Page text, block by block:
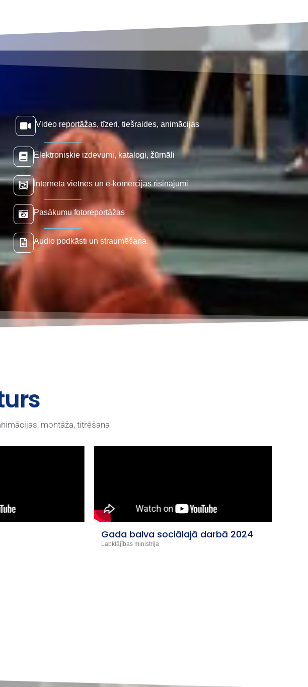
Video reportāžas, tīzeri, tiešraides, animācijas
Elektroniskie izdevumi, katalogi, žūrnāli
Interneta vietnes un e-komercijas risinājumi
Pasākumu fotoreportāžas
Audio podkāsti un straumēšana
montāža, titrēšana
Gada balva sociālajā darbā 2024
Labklājības ministrija